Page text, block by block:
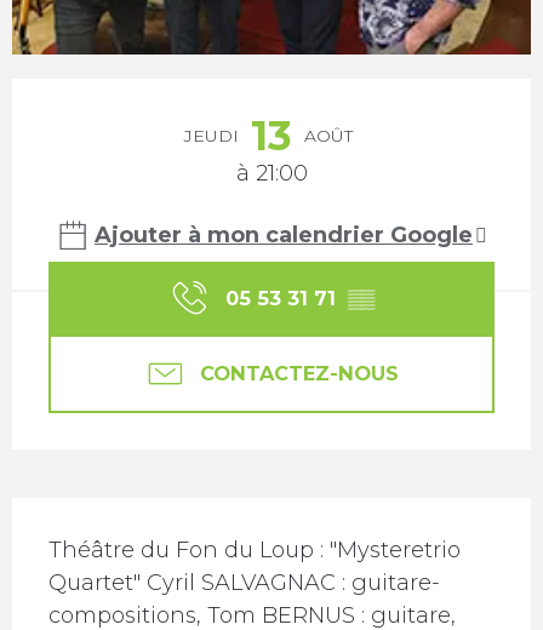
Ouverture et coordonnées
JEUDI 13 AOÛT
à 21:00
Ajouter à mon calendrier Google
05 53 31 71 ▒▒
CONTACTEZ-NOUS
Description
Théâtre du Fon du Loup : "Mysteretrio
Quartet" Cyril SALVAGNAC : guitare-
compositions, Tom BERNUS : guitare,